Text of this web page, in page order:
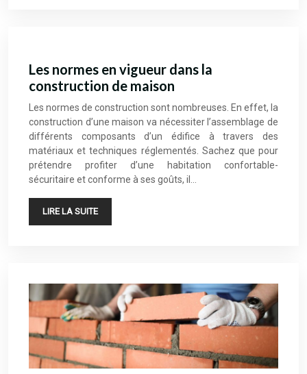
Les normes en vigueur dans la
construction de maison
Les normes de construction sont nombreuses. En effet, la
construction d’une maison va nécessiter l’assemblage de
différents composants d’un édifice à travers des
matériaux et techniques réglementés. Sachez que pour
prétendre profiter d’une habitation confortable-
sécuritaire et conforme à ses goûts, il…
LIRE LA SUITE